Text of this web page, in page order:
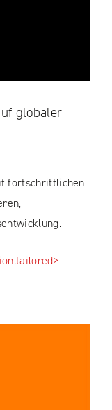
globaler
fortschrittlichen